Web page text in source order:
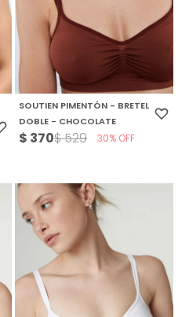
SOUTIEN PIMENTÓN - BRETEL
DOBLE - CHOCOLATE
$ 370$529 30